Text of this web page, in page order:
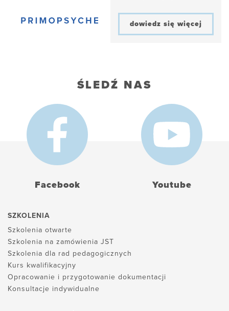
dowiedz się więcej
ŚLEDŹ NAS
Facebook Youtube
SZKOLENIA
Szkolenia otwarte
Szkolenia na zamówienia JST
Szkolenia dla rad pedagogicznych
Kurs kwalifikacyjny
Opracowanie i przygotowanie dokumentacji
Konsultacje indywidualne